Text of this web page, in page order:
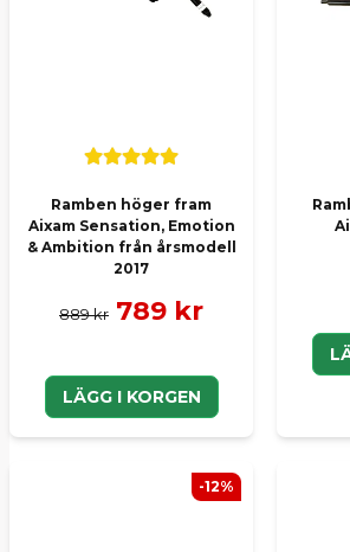
Ramben höger fram
Aixam Sensation, Emotion
& Ambition från årsmodell
2017
889 kr 789 kr
LÄGG I KORGEN
-12%